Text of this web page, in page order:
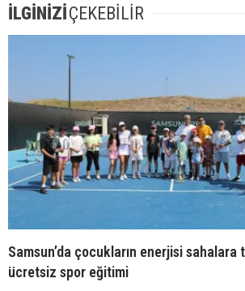
İLGİNİZİÇEKEBİLİR
Samsun’da çocukların enerjisi sahalara
ücretsiz spor eğitimi